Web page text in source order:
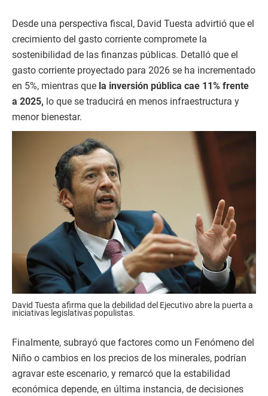
Desde una perspectiva fiscal, David Tuesta advirtió que el
crecimiento del gasto corriente compromete la
sostenibilidad de las finanzas públicas. Detalló que el
gasto corriente proyectado para 2026 se ha incrementado
en 5%, mientras que la inversión pública cae 11% frente
a 2025, lo que se traducirá en menos infraestructura y
menor bienestar.
David Tuesta afirma que la debilidad del Ejecutivo abre la puerta a
iniciativas legislativas populistas.
Finalmente, subrayó que factores como un Fenómeno del
Niño o cambios en los precios de los minerales, podrían
agravar este escenario, y remarcó que la estabilidad
económica depende, en última instancia, de decisiones